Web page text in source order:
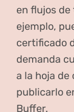
en flujos de
ejemplo,
certificado
demanda
a la hoja de
publicarlo
Buffer.